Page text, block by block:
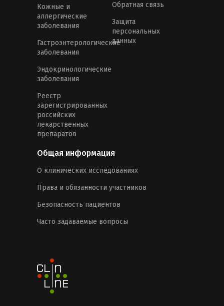
Кожные и
аллергические
заболевания
Гастроэнтерологические
заболевания
Эндокринологические
заболевания
Реестр
зарегистрированных
российских
лекарственных
препаратов
Обратная связь
Защита
персональных
данных
Общая информация
О клинических исследованиях
Права и обязанности участников
Безопасность пациентов
Часто задаваемые вопросы